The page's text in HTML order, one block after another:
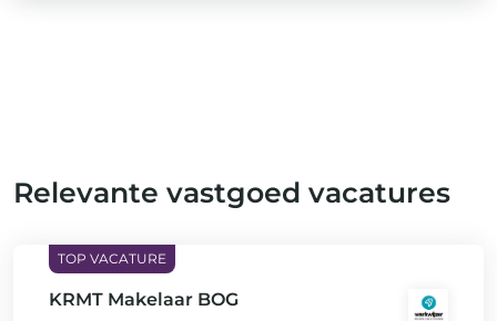
Relevante vastgoed vacatures
KRMT Makelaar BOG